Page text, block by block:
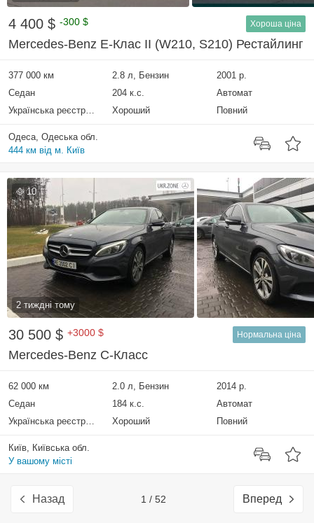
4 400 $ -300 $ Хороша ціна
Mercedes-Benz E-Клас II (W210, S210) Рестайлинг
377 000 км 2.8 л, Бензин
2001 р.
Седан
204 к.с.
Автомат
Українська реєстрація
Хороший Повний
Одеса, Одеська обл.
444 км від м. Київ
10
2 тиждні тому
30 500 $ +3000 $ Нормальна ціна
Mercedes-Benz C-Класс
62 000 км 2.0 л, Бензин
2014 р.
Седан
184 к.с.
Автомат
Українська реєстрація
Хороший Повний
Київ, Київська обл.
У вашому місті
Назад 1 / 52 Вперед